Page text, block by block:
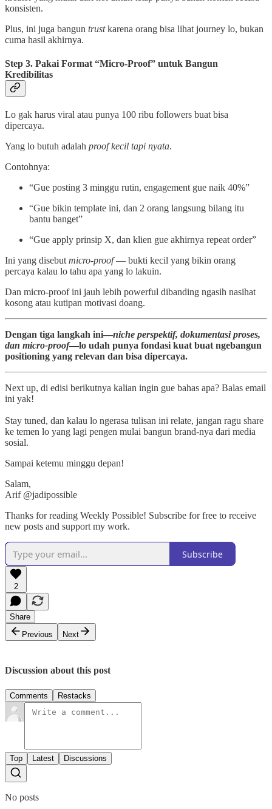
konsisten.
Plus, ini juga bangun trustkarena orang bisa lihat journey lo, bukan
cuma hasil akhirnya.
Step 3. Pakai Format “Micro-Proof” untuk Bangun
Kredibilitas
Lo gak harus viral atau punya 100 ribu followers buat bisa
dipercaya.
Yang lo butuh adalah proof kecil tapi nyata.
Contohnya:
“Gue posting 3 minggu rutin, engagement gue naik 40%”
“Gue bikin template ini, dan 2 orang langsung bilang itu
bantu banget”
“Gue apply prinsip X, dan klien gue akhirnya repeat order”
Ini yang disebutmicro-proof— bukti kecil yang bikin orang
percaya kalau lo tahu apa yang lo lakuin.
Dan micro-proof ini jauh lebih powerful dibanding ngasih nasihat
kosong atau kutipan motivasi doang.
Dengan tiga langkah ini—niche perspektif, dokumentasi proses,
dan micro-proof—lo udah punya fondasi kuat buat ngebangun
positioning yang relevan dan bisa dipercaya.
Next up, di edisi berikutnya kalian ingin gue bahas apa? Balas email
ini yak!
Stay tuned, dan kalau lo ngerasa tulisan ini relate, jangan ragu share
ke temen lo yang lagi pengen mulai bangun brand-nya dari media
sosial.
Sampai ketemu minggu depan!
Salam,
Arif @jadipossible
Thanks for reading Weekly Possible! Subscribe for free to receive
new posts and support my work.
Subscribe
2
Share
Previous
Next
Discussion about this post
Comments Restacks
Top Latest Discussions
No posts